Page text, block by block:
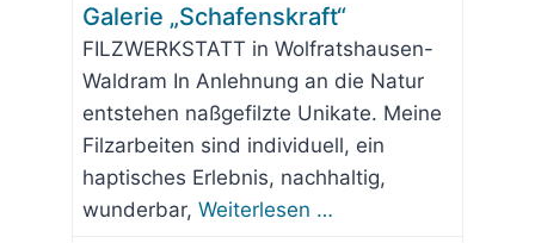
Galerie „Schafenskraft“
FILZWERKSTATT in Wolfratshausen-
Waldram In Anlehnung an die Natur
entstehen naßgefilzte Unikate. Meine
Filzarbeiten sind individuell, ein
haptisches Erlebnis, nachhaltig,
wunderbar, Weiterlesen …